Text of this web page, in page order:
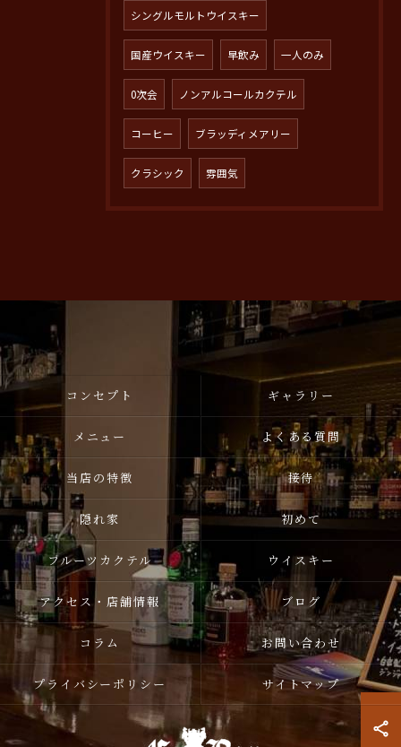
シングルモルトウイスキー
国産ウイスキー 早飲み 一人のみ
0次会 ノンアルコールカクテル
コーヒー ブラッディメアリー
クラシック 雰囲気
コンセプト ギャラリー
メニュー よくある質問
当店の特徴 接待
隠れ家 初めて
フルーツカクテル ウイスキー
アクセス・店舗情報 ブログ
コラム お問い合わせ
プライバシーポリシー サイトマップ